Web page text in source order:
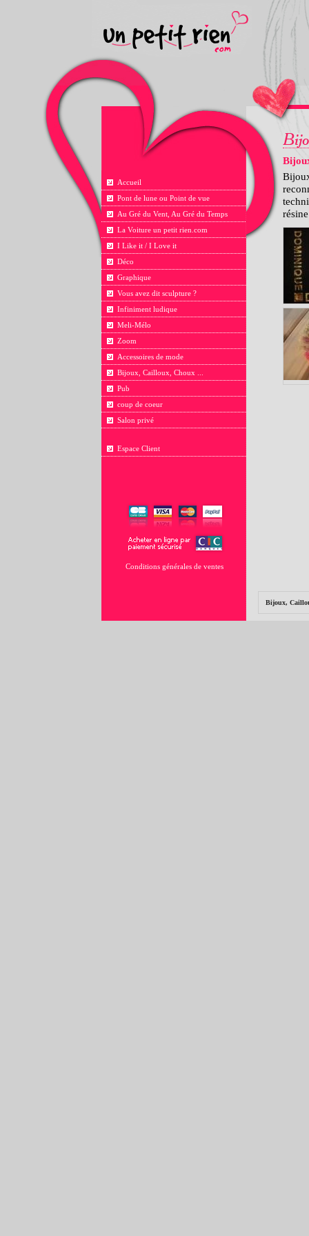
Accueil
Pont de lune ou Point de vue
Au Gré du Vent, Au Gré du Temps
La Voiture un petit rien.com
I Like it / I Love it
Déco
Graphique
Vous avez dit sculpture ?
Infiniment ludique
Meli-Mélo
Zoom
Accessoires de mode
Bijoux, Cailloux, Choux ...
Pub
coup de coeur
Salon privé
Espace Client
Conditions générales de ventes
Bijoux,